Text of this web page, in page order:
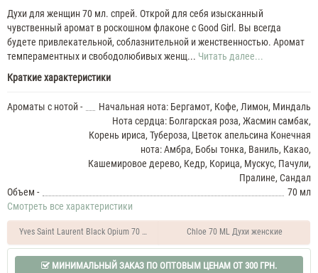
Herrera
Good
Girl
70
Духи
тестерCarolina
Духи
женскиеCarolina
Herrera
Girl
Духи для женщин 70 мл. спрей. Открой для себя изысканный
чувственный аромат в роскошном флаконе с Good Girl. Вы всегда
будете привлекательной, соблазнительной и женственностью. Аромат
темпераментных и свободолюбивых женщ... Читать далее...
Краткие характеристики
Ароматы с нотой -
Начальная нота: Бергамот, Кофе, Лимон, Миндаль
Нота сердца: Болгарская роза, Жасмин самбак,
Корень ириса, Тубероза, Цветок апельсина Конечная
нота: Амбра, Бобы тонка, Ваниль, Какао,
Кашемировое дерево, Кедр, Корица, Мускус, Пачули,
Пралине, Сандал
Объем -
70 мл
Смотреть все характеристики
Yves Saint Laurent Black Opium 70 ML Духи женские Chloe 70 ML Духи женские
МИНИМАЛЬНЫЙ ЗАКАЗ ПО ОПТОВЫМ ЦЕНАМ ОТ 300 ГРН.